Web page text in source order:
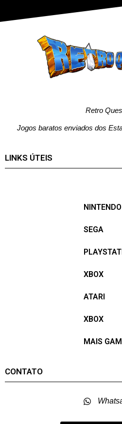
Retro
Jogos baratos enviados dos
LINKS ÚTEIS
NINTENDO
SEGA
XBOX
ATARI
XBOX
MAIS
CONTATO